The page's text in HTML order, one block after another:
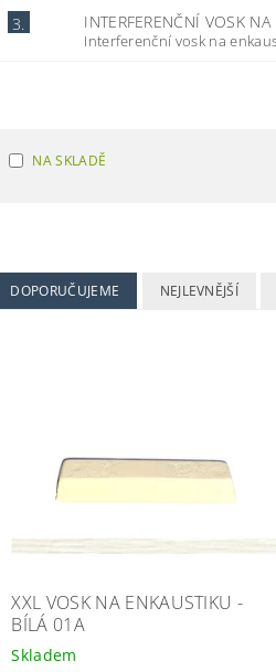
3. INTERFERENČNÍ VOSK
Interferenční vosk na
NA SKLADĚ
DOPORUČUJEME NEJLEVNĚJŠÍ
XXL VOSK NA ENKAUSTIKU -
BÍLÁ 01A
Skladem